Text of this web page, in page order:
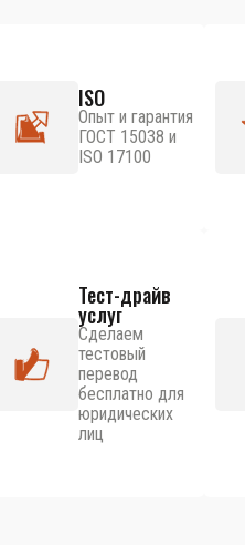
ISO
Опыт и гарантия
ГОСТ 15038 и
ISO 17100
Тест-драйв
услуг
Сделаем
тестовый
перевод
бесплатно для
юридических
лиц